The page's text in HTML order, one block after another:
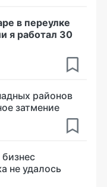
в переулке
я работал 30
районов
затмение
не удалось